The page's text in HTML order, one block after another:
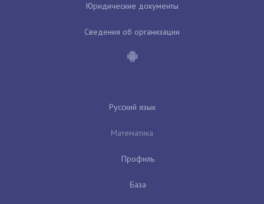
Юридические документы
Сведения об организации
Русский язык
Математика
Профиль
База